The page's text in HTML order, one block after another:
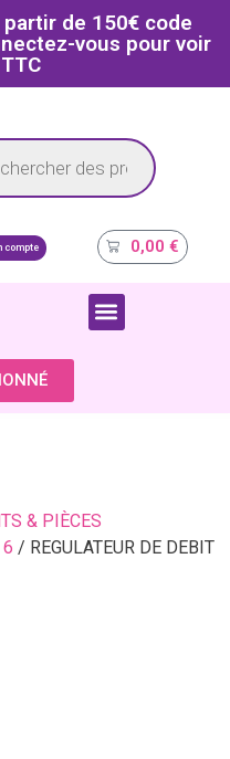
de 150€ code
vous pour voir
de la santé
compte 0,00€
& PIÈCES
/ REGULATEUR DE DEBIT